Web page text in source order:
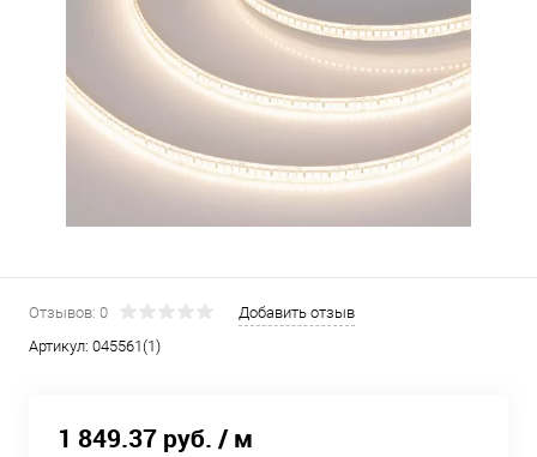
Отзывов: 0
Добавить отзыв
Артикул: 045561(1)
1 849.37 руб. / м